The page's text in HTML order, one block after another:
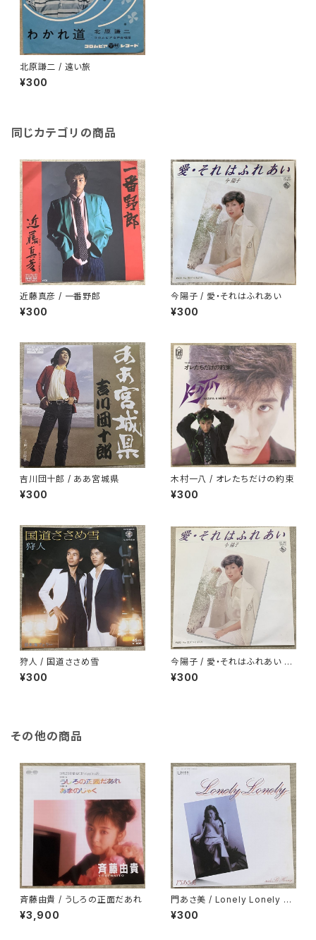
北原謙二 / 遠い旅
¥300
同じカテゴリの商品
近藤真彦 / 一番野郎
¥300
今陽子 / 愛・それはふれあい
¥300
吉川団十郎 / ああ宮城県
¥300
木村一八 / オレたちだけの約束
¥300
狩人 / 国道ささめ雪
¥300
今陽子 / 愛・それはふれあい 白
ラベル
¥300
その他の商品
斉藤由貴 / うしろの正面だあれ
¥3,900
門あさ美 / Lonely Lonely H
oney
¥300